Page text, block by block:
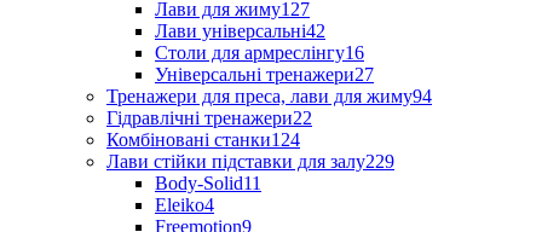
Лави для жиму127
Лави універсальні42
Столи для армреслінгу16
Універсальні тренажери27
Тренажери для преса, лави для жиму94
Гідравлічні тренажери22
Комбіновані станки124
Лави стійки підставки для залу229
Body-Solid11
Eleiko4
Freemotion9